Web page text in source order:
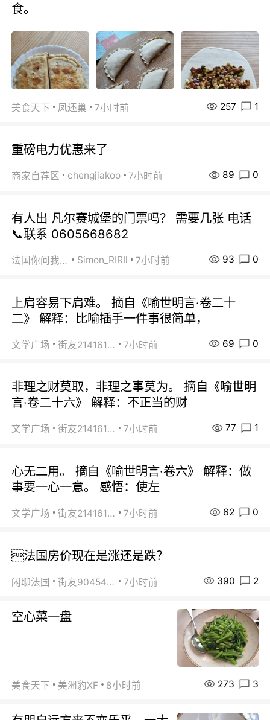
食。
美食天下 凤还巢 7小时前 257 1
重磅电力优惠来了
商家自荐区 chengjiakoo 7小时前 89 0
有人出 凡尔赛城堡的门票吗？ 需要几张 电话
📞联系 0605668682
法国你问我答 Simon_RIRIl 7小时前 93 0
上肩容易下肩难。 摘自《喻世明言·卷二十
二》 解释：比喻插手一件事很简单，
文学广场 街友21416156 7小时前 69 0
非理之财莫取，非理之事莫为。 摘自《喻世明
言·卷二十六》 解释：不正当的财
文学广场 街友21416156 7小时前 77 1
心无二用。 摘自《喻世明言·卷六》 解释：做
事要一心一意。 感悟：使左
文学广场 街友21416156 7小时前 62 0
法国房价现在是涨还是跌？
闲聊法国 街友90454511 7小时前 390 2
空心菜一盘
美食天下 美洲豹XF 8小时前 273 3